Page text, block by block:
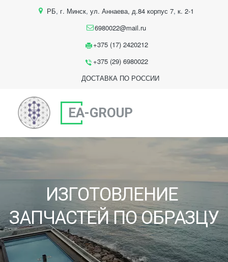
РБ, г. Минск, ул. Аннаева, д.84 корпус 7, к. 2-1
6980022@mail.ru
+375 (17) 2420212
+375 (29) 6980022
ДОСТАВКА ПО РОССИИ
EA-GROUP
ИЗГОТОВЛЕНИЕ
ЗАПЧАСТЕЙ ПО ОБРАЗЦУ